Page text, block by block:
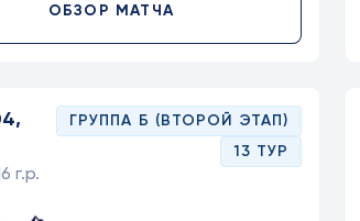
ОБЗОР МАТЧА
г.р.
ГРУППА Б (ВТОРОЙ ЭТАП)
13 ТУР